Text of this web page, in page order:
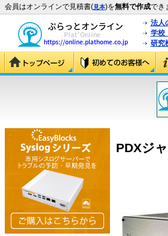
会員はオンラインで見積書(見本)を無料で作成でき
法人
学校
研究
PDXジ